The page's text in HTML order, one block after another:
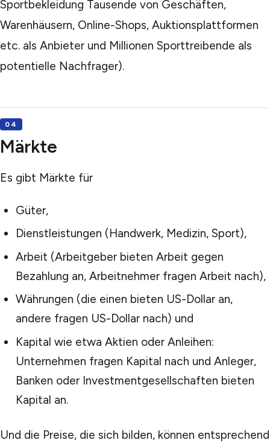
Sportbekleidung Tausende von Geschäften,
Warenhäusern, Online-Shops, Auktionsplattformen
etc. als Anbieter und Millionen Sporttreibende als
potentielle Nachfrager).
Märkte
Es gibt Märkte für
Güter,
Dienstleistungen (Handwerk, Medizin, Sport),
Arbeit (Arbeitgeber bieten Arbeit gegen
Bezahlung an, Arbeitnehmer fragen Arbeit nach),
Währungen (die einen bieten US-Dollar an,
andere fragen US-Dollar nach) und
Kapital wie etwa Aktien oder Anleihen:
Unternehmen fragen Kapital nach und Anleger,
Banken oder Investmentgesellschaften bieten
Kapital an.
Und die Preise, die sich bilden, können entsprechend